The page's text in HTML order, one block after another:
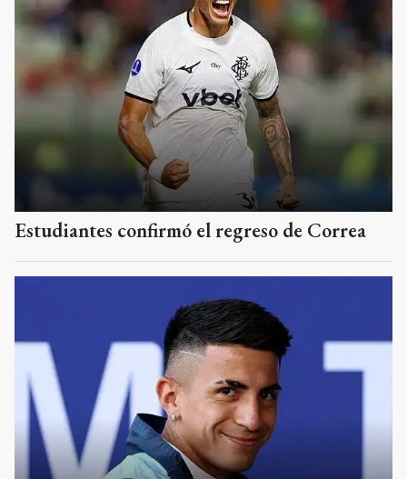
Estudiantes confirmó el regreso de Correa
Thiago Almada, el pase más caro de la
historia del club